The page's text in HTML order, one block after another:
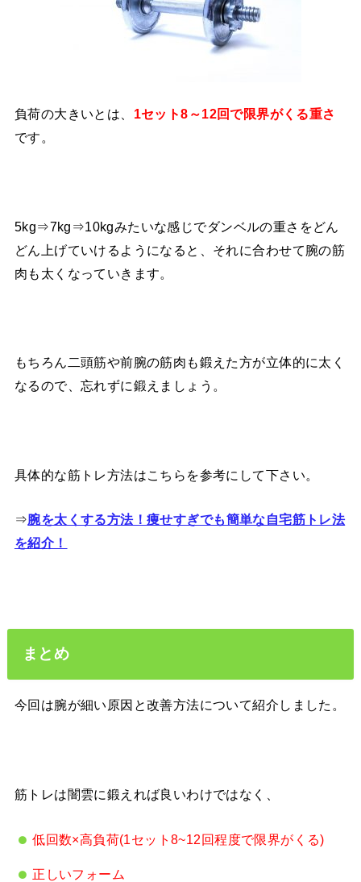
負荷の大きいとは、 1セット8～12回で限界がくる重さ
です。
5kg⇒7kg⇒10kgみたいな感じでダンベルの重さをどん
どん上げていけるようになると、それに合わせて腕の筋
肉も太くなっていきます。
もちろん二頭筋や前腕の筋肉も鍛えた方が立体的に太く
なるので、忘れずに鍛えましょう。
具体的な筋トレ方法はこちらを参考にして下さい。
⇒腕を太くする方法！痩せすぎでも簡単な自宅筋トレ法
を紹介！
まとめ
今回は腕が細い原因と改善方法について紹介しました。
筋トレは闇雲に鍛えれば良いわけではなく、
低回数×高負荷(1セット8~12回程度で限界がくる)
正しいフォーム